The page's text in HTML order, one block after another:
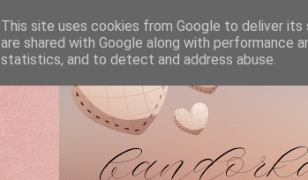
This site uses cookies from Google to deliver
are shared with Google along with performance
statistics, and to detect and address abuse.